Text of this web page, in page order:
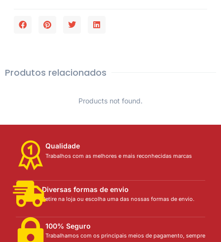
Produtos relacionados
Products not found.
Qualidade
Trabalhos com as melhores e mais reconhecidas marcas
Diversas formas de envio
Retire na loja ou escolha uma das nossas formas de envio.
100% Seguro
Trabalhamos com os principais meios de pagamento, sempre